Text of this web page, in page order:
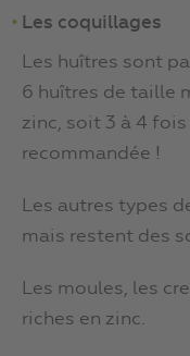
Les coquillages
Les huîtres sont
6 huîtres de taille
zinc, soit 3 à 4
recommandée !
Les autres types
mais restent des
Les moules, les
riches en zinc.